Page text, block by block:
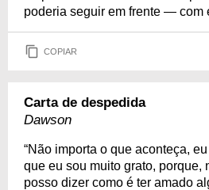
poderia seguir em frente — com
COPIAR
Carta de despedida
Dawson
“Não importa o que aconteça,
que eu sou muito grato, porque,
posso dizer como é ter amado